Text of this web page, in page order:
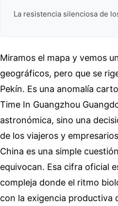
La resistencia silenciosa de
Miramos el mapa y vemos
geográficos, pero que se
Pekín. Es una anomalía
Time In Guangzhou
astronómica, sino una
de los viajeros y
China es una simple
equivocan. Esa cifra oficial
compleja donde el ritmo
con la exigencia productiva